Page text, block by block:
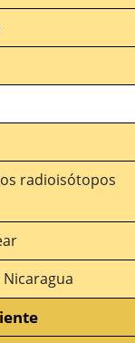
radioisótopos